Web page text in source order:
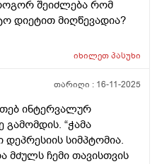
პროტეინის
შეიცავს და ა.შ -
არასწორად? ვითომ
3 მდე პერიოდს
მაგაშია საქმე? ანდაც
ვჭამ 300გ ფილეს,
და ცხიმში
და სიგამძღრესაც ვერ
შეიძლება რომ
დიეტით მიღწევადია?
იხილეთპასუხი
თარიღი : 16-11-2025
ინტერვალურ
“ჭამა
დეპრესიის სიმპტომია.
მძულს ჩემი თავისთვის